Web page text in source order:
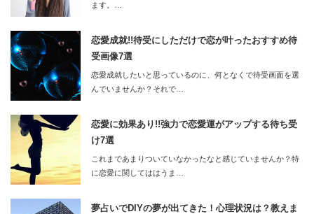
ます。…
恋愛成就!!待受にしただけで恋が叶ったおすすめ待
受画像7選
恋愛成就したいと思っているのに、何となくで待受画面を選
んでいませんか？それで…
恋愛に効果あり!!強力で恋愛運がアップする待ち受
け7選
これまであまりついていなかったなと感じていませんか？特
に恋愛に関してははうま…
夢占いでDIYの夢が出てきた！心理状況は？教えま